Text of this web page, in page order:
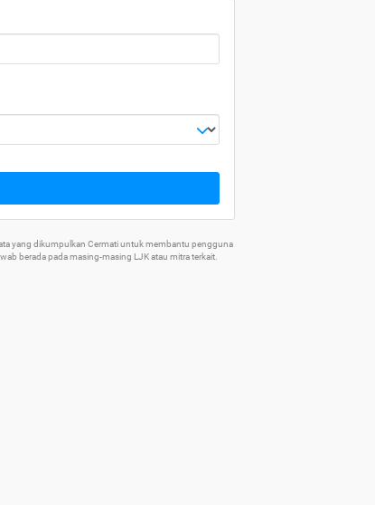
yang dikumpulkan Cermati untuk membantu pengguna
berada pada masing-masing LJK atau mitra terkait.